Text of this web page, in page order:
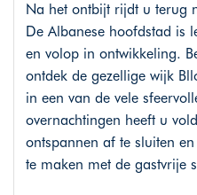
Na het ontbijt rijdt u terug
De Albanese hoofdstad is
en volop in ontwikkeling.
ontdek de gezellige wijk
in een van de vele
overnachtingen heeft u
ontspannen af te sluiten
te maken met de gastvrije